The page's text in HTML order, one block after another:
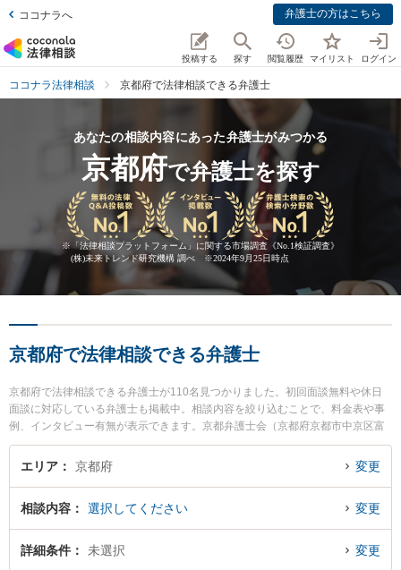
ココナラへ 弁護士の方はこちら
投稿する 探す 閲覧履歴 マイリスト ログイン
ココナラ法律相談 京都府で法律相談できる弁護士
あなたの相談内容にあった弁護士がみつかる
京都府で弁護士を探す
※「法律相談プラットフォーム」に関する市場調査《No.1検証調査》
(株)未来トレンド研究機構 調べ ※2024年9月25日時点
京都府で法律相談できる弁護士
京都府で法律相談できる弁護士が110名見つかりました。初回面談無料や休日
面談に対応している弁護士も掲載中。相談内容を絞り込むことで、料金表や事
例、インタビュー有無が表示できます。京都弁護士会（京都府京都市中京区富
小路通丸太町下ル）は、京都府にある府内唯一の弁護士会です。弁護士の傾向
として、行政・司法の中心で裁判所、役所、法律相談センターなどが集積する
柳駅(京都市)、長岡京駅(長岡京市)など主要駅の駅近くに弁護士事務所を構える
弁護士も多くいます。したがって弁護士検索をする際は単に自宅から近いとい
うだけでなく、こういった都道府県内の中心・主要エリアで弁護士検索すると
エリア 京都府 変更
相談内容 選択してください 変更
詳細条件 未選択 変更